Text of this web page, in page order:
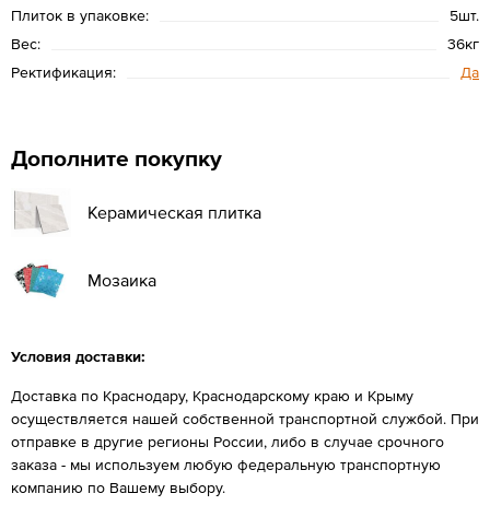
Плиток в упаковке:
5шт.
Вес:
36кг
Ректификация:
Да
Дополните покупку
Керамическая плитка
Мозаика
Условия доставки:
Доставка по Краснодару, Краснодарскому краю и Крыму
осуществляется нашей собственной транспортной службой. При
отправке в другие регионы России, либо в случае срочного
заказа - мы используем любую федеральную транспортную
компанию по Вашему выбору.